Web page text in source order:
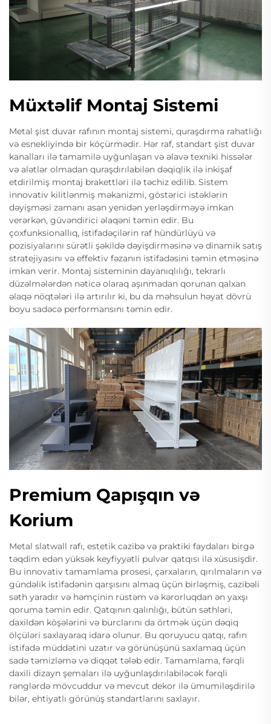
Müxtəlif Montaj Sistemi
Metal şist duvar rafının montaj sistemi, quraşdırma rahatlığı
və esnekliyində bir köçürmədir. Hər raf, standart şist duvar
kanalları ilə tamamilə uyğunlaşan və əlavə texniki hissələr
və alətlər olmadan quraşdırılabilən dəqiqlik ilə inkişaf
etdirilmiş montaj brakettləri ilə təchiz edilib. Sistem
innovativ kilitlənmiş məkanizmi, göstərici istəklərin
dəyişməsi zamanı asan yenidən yerləşdirməyə imkan
verərkən, güvəndirici əlaqəni təmin edir. Bu
çoxfunksionallıq, istifadəçilərin raf hündürlüyü və
pozisiyalarını sürətli şəkildə dəyişdirməsinə və dinamik satış
stratejiyasını və effektiv fəzanın istifadəsini təmin etməsinə
imkan verir. Montaj sisteminin dayanıqlılığı, tekrarlı
düzəlmələrdən nəticə olaraq aşınmadan qorunan qalxan
əlaqə nöqtələri ilə artırılır ki, bu da məhsulun həyat dövrü
boyu sadəcə performansını təmin edir.
Premium Qapışqın və
Korium
Metal slatwall rafı, estetik cazibə və praktiki faydaları birgə
təqdim edən yüksək keyfiyyətli pulvər qatqısı ilə xüsusişdir.
Bu innovativ tamamlama prosesi, çarxaların, qırılmaların və
gündəlik istifadənin qarşısını almaq üçün birləşmiş, cazibəli
səth yaradır və həmçinin rüstəm və kərorluqdan ən yaxşı
qoruma təmin edir. Qatqının qalınlığı, bütün səthləri,
daxildən köşələrini və burclarını da örtmək üçün dəqiq
ölçüləri saxlayaraq idarə olunur. Bu qoruyucu qatqı, rafın
istifadə müddətini uzatır və görünüşünü saxlamaq üçün
sadə təmizləmə və diqqət tələb edir. Tamamlama, fərqli
daxili dizayn şemaları ilə uyğunlaşdırılabiləcək fərqli
rənglərdə mövcuddur və mevcut dekor ilə ümumiləşdirilə
bilər, ehtiyatlı görünüş standartlarını saxlayır.